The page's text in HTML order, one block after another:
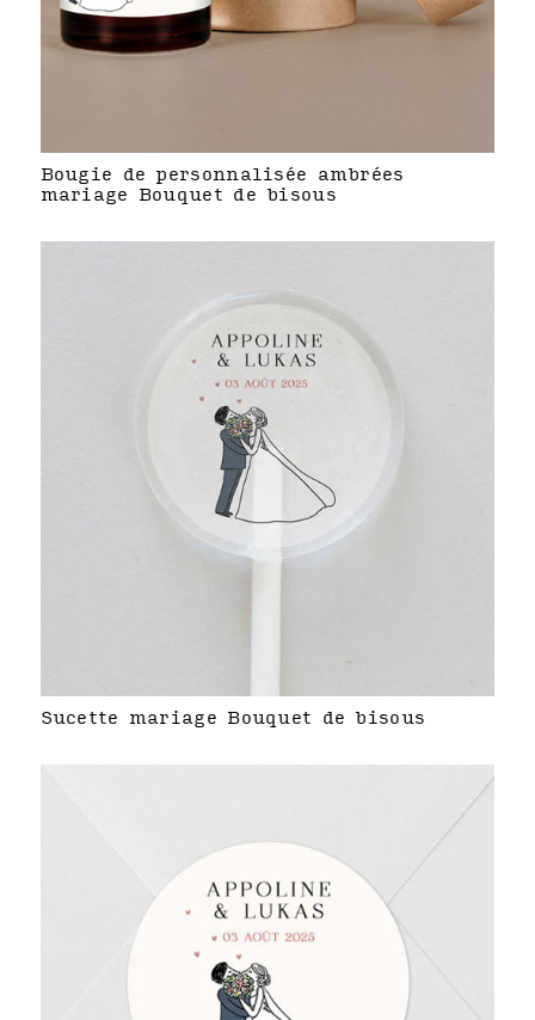
Bougie de personnalisée ambrées
mariage Bouquet de bisous
Sucette mariage Bouquet de bisous